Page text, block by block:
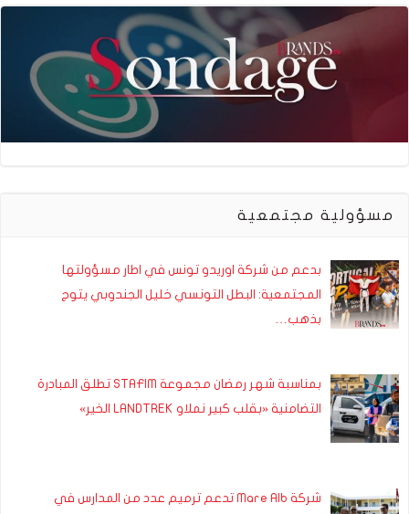
مسؤولية مجتمعية
بدعم من شركة اوريدو تونس في اطار مسؤولتها
المجتمعية: البطل التونسي خليل الجندوبي يتوج
بذهب…
بمناسبة شهر رمضان مجموعة STAFIM تطلق المبادرة
التضامنية «بقلب كبير نملاو LANDTREK الخير»
شركة Mare Alb تدعم ترميم عدد من المدارس في